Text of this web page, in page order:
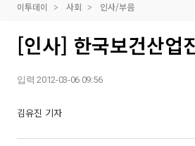
이투데이 사회 인사/부음
[인사] 한국보건산업
입력 2012-03-06 09:56
김유진 기자